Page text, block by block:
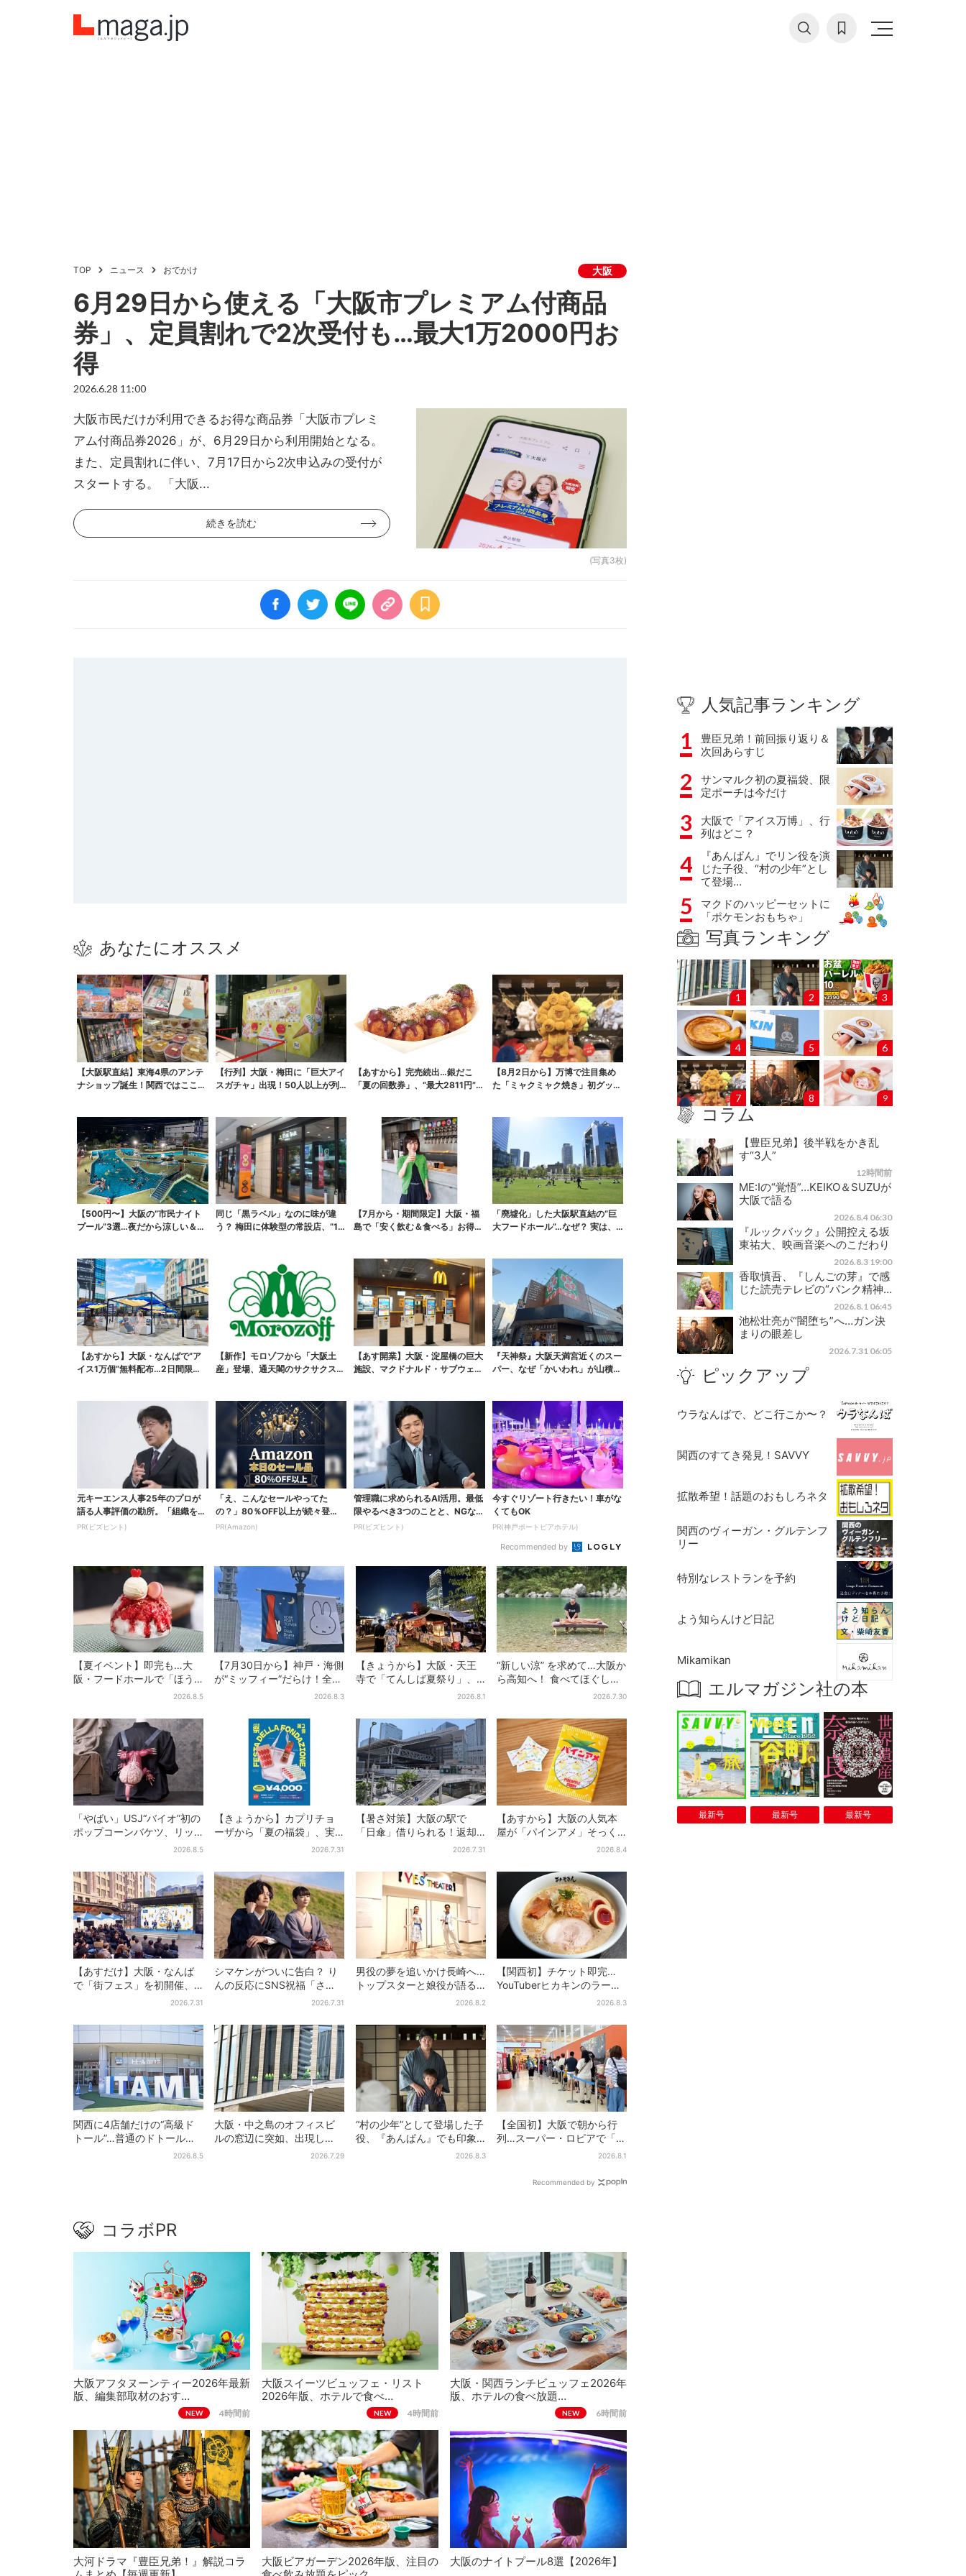
TOP ニュース おでかけ 大阪
6月29日から使える「大阪市プレミアム付商品
券」、定員割れで2次受付も…最大1万2000円お
得
2026.6.28 11:00
(写真3枚)
大阪市民だけが利用できるお得な商品券「大阪市プレミ
アム付商品券2026」が、6月29日から利用開始となる。
また、定員割れに伴い、7月17日から2次申込みの受付が
スタートする。 「大阪...
続きを読む
あなたにオススメ
【大阪駅直結】東海4県のアンテ
ナショップ誕生！関西ではここで
【行列】大阪・梅田に「巨大アイ
スガチャ」出現！50人以上が列…
【あすから】完売続出…銀だこ
「夏の回数券」、“最大2811円”お
【8月2日から】万博で注目集め
た「ミャクミャク焼き」初グッズ
【500円〜】大阪の“市民ナイト
プール”3選…夜だから涼しい＆コ
同じ「黒ラベル」なのに味が違
う？ 梅田に体験型の常設店、“1人
【7月から・期間限定】大阪・福
島で「安く飲む＆食べる」お得ワ
「廃墟化」した大阪駅直結の“巨
大フードホール”…なぜ？ 実は、
【あすから】大阪・なんばで“ア
イス1万個”無料配布…2日間限定
【新作】モロゾフから「大阪土
産」登場、通天閣のサクサクスイ
【あす開業】大阪・淀屋橋の巨大
施設、マクドナルド・サブウェ
『天神祭』大阪天満宮近くのスー
パー、なぜ「かいわれ」が山積
元キーエンス人事25年のプロが
語る人事評価の勘所。「組織を腐
らせるNG評価」とは...
PR(ビズヒント)
「え、こんなセールやってた
の？」80％OFF以上が続々登
場！Amazonの本気が...
PR(Amazon)
管理職に求められるAI活用。最低
限やるべき3つのことと、NGな自
己認識
PR(ビズヒント)
今すぐリゾート行きたい！車がな
くてもOK
PR(神戸ポートピアホテル)
Recommended by
【夏イベント】即完も…大
阪・フードホールで「ほう
せき箱」の“限定かき氷”が復
2026.8.5
【7月30日から】神戸・海側
が“ミッフィー”だらけ！全16
施設でパン、スイーツ、ナ
2026.8.3
【きょうから】大阪・天王
寺で「てんしば夏祭り」、
縁日や盆踊り…涼しいスプラ
2026.8.1
“新しい涼” を求めて…大阪か
ら高知へ！ 食べてほぐして
「仁淀ブルー」でととのう
2026.7.30
「やばい」USJ“バイオ”初の
ポップコーンバケツ、リッ
カーが背中に張りつく衝撃
にも反応
2026.8.5
【きょうから】カプリチョ
ーザから「夏の福袋」、実
質無料…？値段以上の食事券
2026.7.31
【暑さ対策】大阪の駅で
「日傘」借りられる！返却
どこでもOK、熱中症対策に
2026.7.31
【あすから】大阪の人気本
屋が「パインアメ」そっく
りのブックカバー開発、梅
2026.8.4
【あすだけ】大阪・なんば
で「街フェス」を初開催、
USJステージ＆豪華ゲスト
料で
2026.7.31
シマケンがついに告白？ り
んの反応にSNS祝福「さす
がに伝わったよね？」2026.7.31
男役の夢を追いかけ長崎へ…
トップスターと娘役が語る
「ハウステンボス歌劇団」
2026.8.2
【関西初】チケット即完…
YouTuberヒカキンのラーメ
ン店「みそきん」が大阪上
題
2026.8.3
関西に4店舗だけの“高級ド
トール”…普通のドトール
と、何が違う？コーヒーは
2026.8.5
大阪・中之島のオフィスビ
ルの窓辺に突如、出現し
た……巨大インコ「何かい
2026.7.29
“村の少年”として登場した子
役、『あんぱん』でも印象
的だった…視聴者驚き「どう
2026.8.3
【全国初】大阪で朝から行
列…スーパー・ロピアで「ど
デカ抽選会」、開始30分2026.8.1
Recommended by
コラボPR
大阪アフタヌーンティー2026年最新
版、編集部取材のおす…
NEW 4時間前
大阪スイーツビュッフェ・リスト
2026年版、ホテルで食べ…
NEW 4時間前
大阪・関西ランチビュッフェ2026年
版、ホテルの食べ放題…
NEW 6時間前
大河ドラマ『豊臣兄弟！』解説コラ
大阪ビアガーデン2026年版、注目の
大阪のナイトプール8選【2026年】
人気記事ランキング
1
豊臣兄弟！前回振り返り＆
次回あらすじ
2
サンマルク初の夏福袋、限
定ポーチは今だけ
3
大阪で「アイス万博」、行
列はどこ？
4
『あんぱん』でリン役を演
じた子役、“村の少年”とし
て登場…
5
マクドのハッピーセットに
「ポケモンおもちゃ」
写真ランキング
1 2 3
4 5 6
7 8 9
コラム
【豊臣兄弟】後半戦をかき乱
す“3人”
12時間前
ME:Iの“覚悟”…KEIKO＆SUZUが
大阪で語る
2026.8.4 06:30
『ルックバック』公開控える坂
東祐大、映画音楽へのこだわり
2026.8.3 19:00
香取慎吾、『しんごの芽』で感
じた読売テレビの“パンク精神…
2026.8.1 06:45
池松壮亮が“闇堕ち”へ…ガン決
まりの眼差し
2026.7.31 06:05
ピックアップ
ウラなんばで、どこ行こか〜？
関西のすてき発見！SAVVY
拡散希望！話題のおもしろネタ
関西のヴィーガン・グルテンフ
リー
特別なレストランを予約
よう知らんけど日記
Mikamikan
エルマガジン社の本
最新号 最新号 最新号